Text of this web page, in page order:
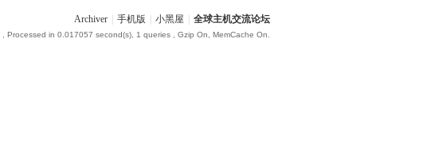
Archiver 手机版 小黑屋 全球主机交流论坛
, Processed in 0.017057 second(s), 1 queries , Gzip On, MemCache On.